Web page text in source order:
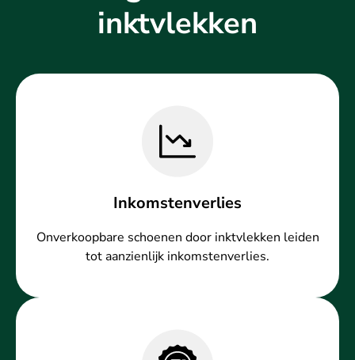
inktvlekken
Inkomstenverlies
Onverkoopbare schoenen door inktvlekken leiden
tot aanzienlijk inkomstenverlies.